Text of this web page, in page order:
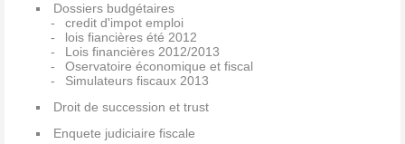
Dossiers budgétaires
credit d'impot emploi
lois fiancières été 2012
Lois financières 2012/2013
Oservatoire économique et fiscal
Simulateurs fiscaux 2013
Droit de succession et trust
Enquete judiciaire fiscale